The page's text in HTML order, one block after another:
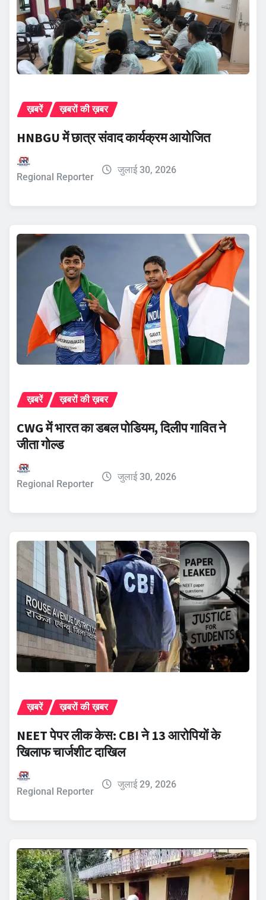
ख़बरें ख़बरों की ख़बर
HNBGU में छात्र संवाद कार्यक्रम आयोजित
Regional Reporter
जुलाई 30, 2026
ख़बरें ख़बरों की ख़बर
CWG में भारत का डबल पोडियम, दिलीप गावित ने
जीता गोल्ड
Regional Reporter
जुलाई 30, 2026
ख़बरें ख़बरों की ख़बर
NEET पेपर लीक केस: CBI ने 13 आरोपियों के
खिलाफ चार्जशीट दाखिल
Regional Reporter
जुलाई 29, 2026